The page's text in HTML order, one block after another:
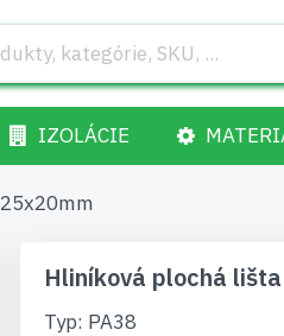
IZOLÁCIE
Hliníková plochá
Typ: PA38